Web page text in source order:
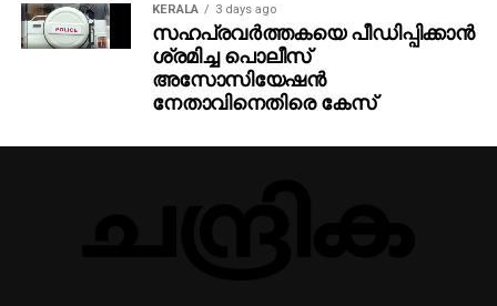
KERALA 3 days ago
സഹപ്രവര്‍ത്തകയെ പീഡിപ്പിക്കാന്‍
ശ്രമിച്ച പൊലീസ്
അസോസിയേഷന്‍
നേതാവിനെതിരെ കേസ്